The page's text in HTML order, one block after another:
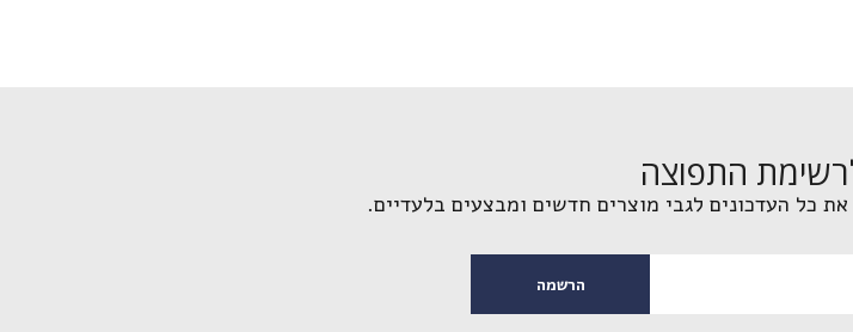
התפוצה
כל העדכונים לגבי מוצרים חדשים ומבצעים בלעדיים.
הרשמה